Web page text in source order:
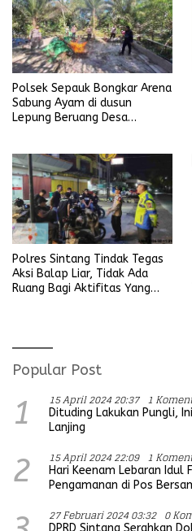
Polsek Sepauk Bongkar Arena
Sabung Ayam di dusun
Lepung Beruang Desa
Polres Sintang Tindak Tegas
Aksi Balap Liar, Tidak Ada
Ruang Bagi Aktifitas Yang
Popular Post
1 15 April 2024 20:37 1
Dituding Lakukan Pungli,
Lanjing
2 15 April 2024 22:09 1
Hari Keenam Lebaran Idul
Pengamanan di Pos
27 Februari 2024 03:32 0
DPRD Sintang Serahkan